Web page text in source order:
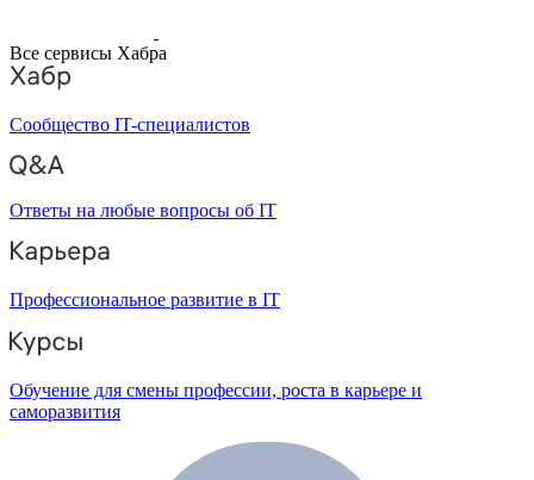
Все сервисы Хабра
Сообщество IT-специалистов
Ответы на любые вопросы об IT
Профессиональное развитие в IT
Обучение для смены профессии, роста в карьере и
саморазвития